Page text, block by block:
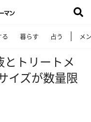
暮らす 占う メ
とトリートメ
イズが数量限